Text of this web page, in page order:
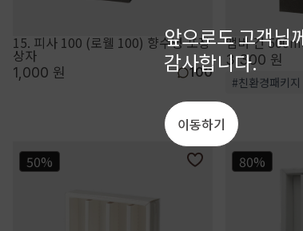
15. 피사 100 (로웰 100) 향수병 포장
상자
1,000 원 100
앰버 건
3,300 원
#친환경패키지
50% 80%
앞으로도 고객님
감사합니다.
이동하기